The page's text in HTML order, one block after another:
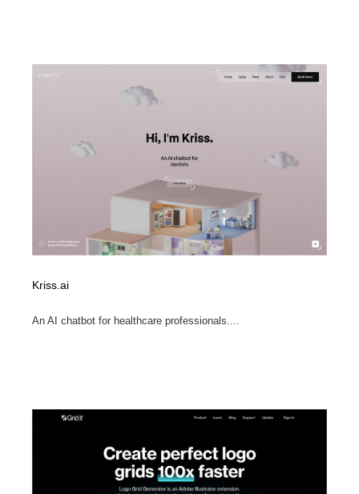
Kriss.ai
An AI chatbot for healthcare professionals....